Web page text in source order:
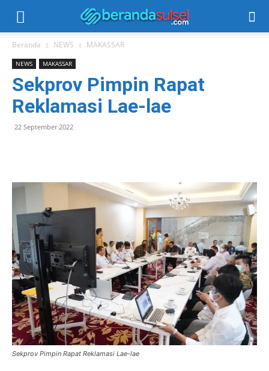
Beranda NEWS MAKASSAR
NEWS MAKASSAR
Sekprov Pimpin Rapat
Reklamasi Lae-lae
22 September 2022
Sekprov Pimpin Rapat Reklamasi Lae-lae